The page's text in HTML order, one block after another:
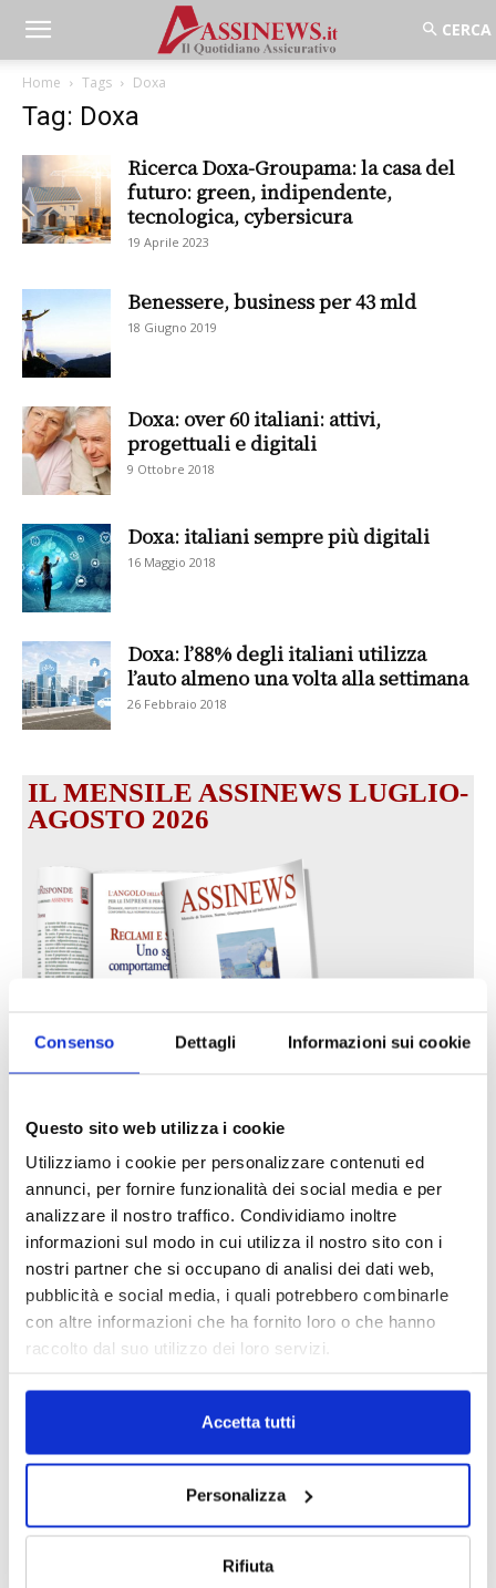
Consenso Dettagli Informazioni sui cookie
Questo sito web utilizza i cookie
Utilizziamo i cookie per personalizzare contenuti ed
annunci, per fornire funzionalità dei social media e per
analizzare il nostro traffico. Condividiamo inoltre
informazioni sul modo in cui utilizza il nostro sito con i
nostri partner che si occupano di analisi dei dati web,
pubblicità e social media, i quali potrebbero combinarle
con altre informazioni che ha fornito loro o che hanno
raccolto dal suo utilizzo dei loro servizi.
Accetta tutti
Personalizza
Rifiuta
Home Tags Doxa
Tag: Doxa
Ricerca Doxa-Groupama: la casa del
futuro: green, indipendente,
tecnologica, cybersicura
19 Aprile 2023
Benessere, business per 43 mld
18 Giugno 2019
Doxa: over 60 italiani: attivi,
progettuali e digitali
9 Ottobre 2018
Doxa: italiani sempre più digitali
16 Maggio 2018
Doxa: l’88% degli italiani utilizza
l’auto almeno una volta alla settimana
26 Febbraio 2018
IL MENSILE ASSINEWS LUGLIO-
AGOSTO 2026
Reclami e sanzioni 2025
30 Giugno 2026
LA GESTIONE DELLA REPUTAZIONE.
RECENSIONI E CRISI DIGITALI
30 Giugno 2026
Il “Modulo CAI” diventa digitale
PREMI 2025. I TOP TEN
TUTTI GLI ARTICOLI DEL MESE